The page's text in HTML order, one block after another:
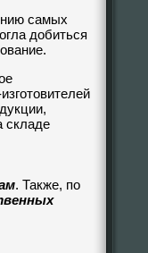
самых
добиться
складе
. Также, по